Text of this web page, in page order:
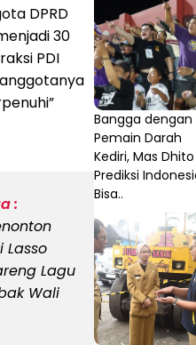
DPRD
30
PDI
:
Lasso
Lagu
Wali
Bangga dengan
Pemain Darah
Kediri, Mas Dhito
Prediksi
Bisa..